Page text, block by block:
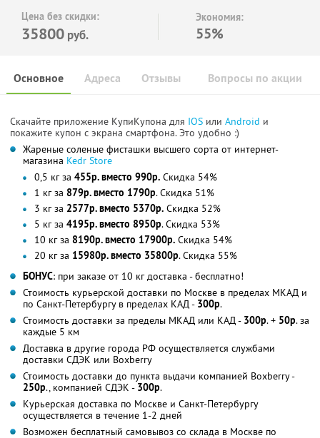
Цена без скидки:
35800 руб.
Экономия:
55%
Основное Отзывы Вопросы по акции
Адреса
Скачайте приложение КупиКупона для IOS или Android и
покажите купон с экрана смартфона. Это удобно :)
Жареные соленые фисташки высшего сорта от интернет-
магазина Kedr Store
0,5 кг за 455р. вместо 990р. Скидка 54%
1 кг за 879р. вместо 1790р. Скидка 51%
3 кг за 2577р. вместо 5370р. Скидка 52%
5 кг за 4195р. вместо 8950р. Скидка 53%
10 кг за 8190р. вместо 17900р. Скидка 54%
20 кг за 15980р. вместо 35800р. Скидка 55%
БОНУС: при заказе от 10 кг доставка - бесплатно!
Стоимость курьерской доставки по Москве в пределах МКАД и
по Санкт-Петербургу в пределах КАД - 300р.
Стоимость доставки за пределы МКАД или КАД - 300р. + 50р. за
каждые 5 км
Доставка в другие города РФ осуществляется службами
доставки СДЭК или Boxberry
Стоимость доставки до пункта выдачи компанией Boxberry -
250р., компанией СДЭК - 300р.
Курьерская доставка по Москве и Санкт-Петербургу
осуществляется в течение 1-2 дней
Возможен бесплатный самовывоз со склада в Москве по